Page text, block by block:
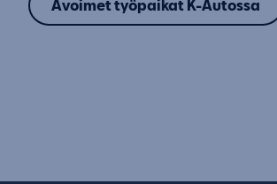
Avoimet työpaikat K-Autossa